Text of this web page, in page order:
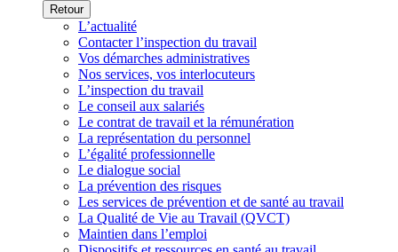
Retour
L’actualité
Contacter l’inspection du travail
Vos démarches administratives
Nos services, vos interlocuteurs
L’inspection du travail
Le conseil aux salariés
Le contrat de travail et la rémunération
La représentation du personnel
L’égalité professionnelle
Le dialogue social
La prévention des risques
Les services de prévention et de santé au travail
La Qualité de Vie au Travail (QVCT)
Maintien dans l’emploi